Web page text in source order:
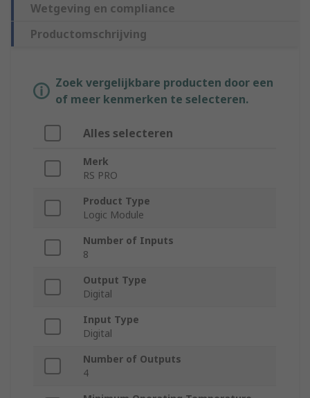
Wetgeving en compliance
Productomschrijving
Zoek vergelijkbare producten door een
of meer kenmerken te selecteren.
Alles selecteren
Merk
RS PRO
Product Type
Logic Module
Number of Inputs
8
Output Type
Digital
Input Type
Digital
Number of Outputs
4